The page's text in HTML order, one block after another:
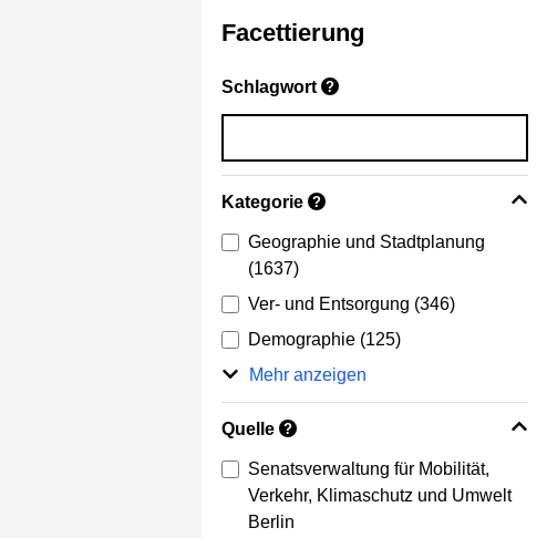
Facettierung
Schlagwort ?
Kategorie ?
Geographie und Stadtplanung
(1637)
Ver- und Entsorgung (346)
Demographie (125)
Mehr anzeigen
Quelle ?
Senatsverwaltung für Mobilität,
Verkehr, Klimaschutz und Umwelt
Berlin